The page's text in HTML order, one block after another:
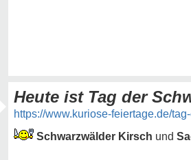
Heute ist Tag der
https://www.kuriose-feiertage.de/
Schwarzwälder Kirsch und